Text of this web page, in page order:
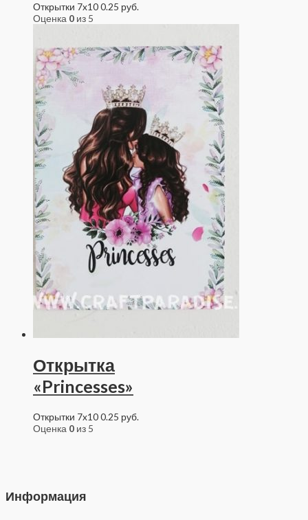
Открытки 7x100.25 руб.
Оценка 0 из 5
Открытка
«Princesses»
Открытки 7x100.25 руб.
Оценка 0 из 5
Информация